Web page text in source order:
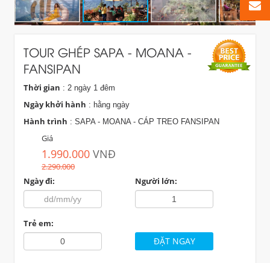
TOUR GHÉP SAPA - MOANA -
FANSIPAN
Thời gian : 2 ngày 1 đêm
Ngày khởi hành : hằng ngày
Hành trình : SAPA - MOANA - CÁP TREO FANSIPAN
Giá
1.990.000 VNĐ
2.290.000
Ngày đi:
Người lớn:
Trẻ em: